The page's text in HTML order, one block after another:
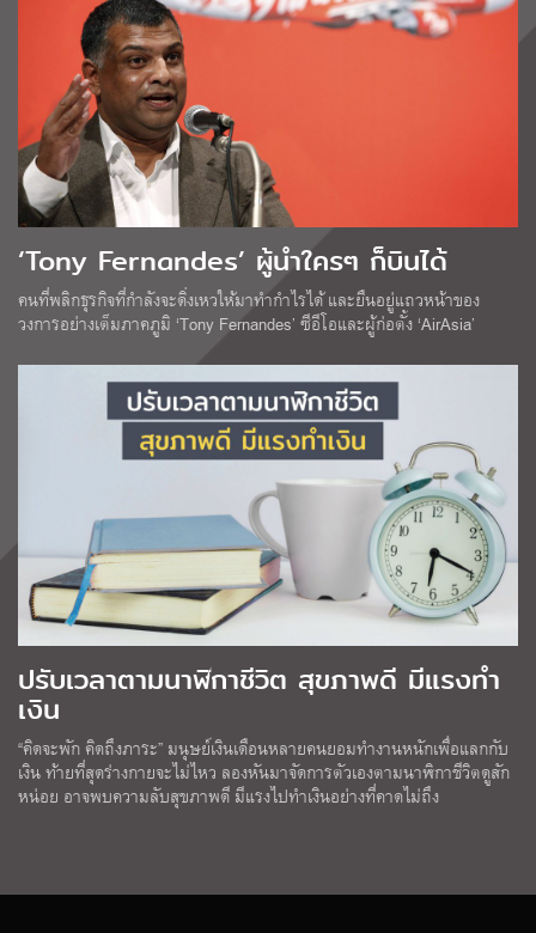
‘Tony Fernandes’ ผู้นำใครๆ ก็บินได้
คนที่พลิกธุรกิจที่กำลังจะดิ่งเหวให้มาทำกำไรได้ และยืนอยู่แถวหน้าของ
วงการอย่างเต็มภาคภูมิ ‘Tony Fernandes’ ซีอีโอและผู้ก่อตั้ง ‘AirAsia’
ปรับเวลาตามนาฬิกาชีวิต สุขภาพดี มีแรงทำ
เงิน
“คิดจะพัก คิดถึงภาระ” มนุษย์เงินเดือนหลายคนยอมทำงานหนักเพื่อแลกกับ
เงิน ท้ายที่สุดร่างกายจะไม่ไหว ลองหันมาจัดการตัวเองตามนาฬิกาชีวิตดูสัก
หน่อย อาจพบความลับสุขภาพดี มีแรงไปทำเงินอย่างที่คาดไม่ถึง